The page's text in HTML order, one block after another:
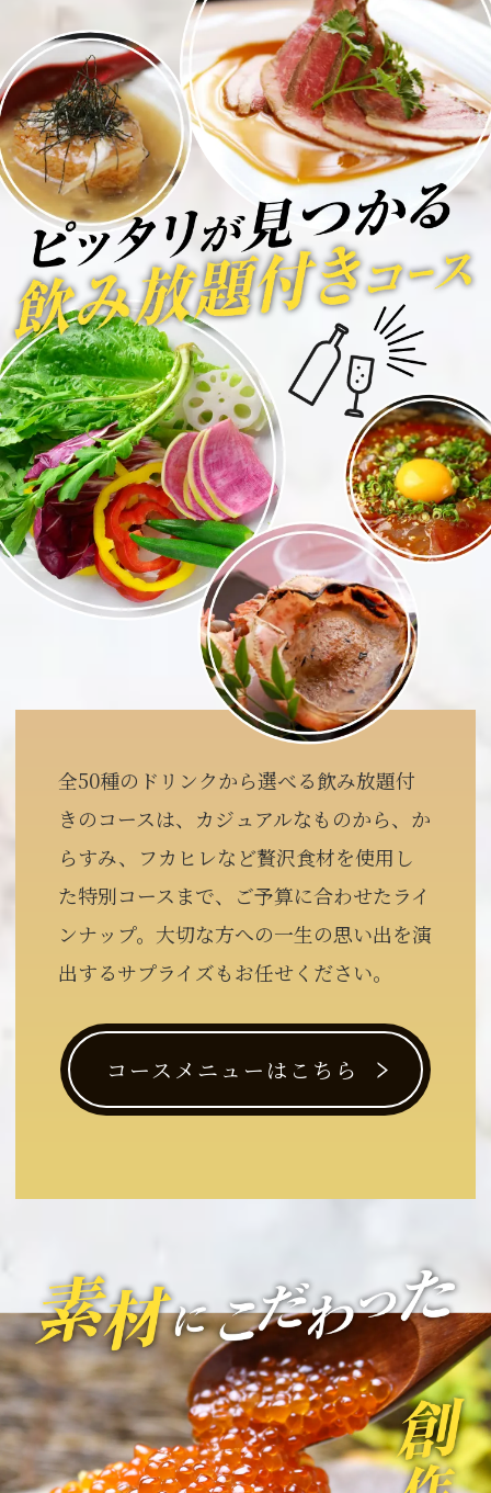
全50種のドリンクから選べる飲み放題付
きのコースは、カジュアルなものから、か
らすみ、フカヒレなど贅沢食材を使用し
た特別コースまで、ご予算に合わせたライ
ンナップ。大切な方への一生の思い出を演
出するサプライズもお任せください。
コースメニューはこちら